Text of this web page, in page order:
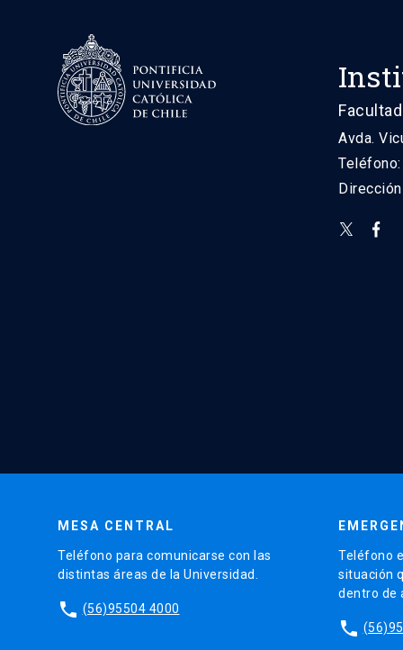
Avda.
MESA CENTRAL
Teléfono para comunicarse con las
distintas áreas de la Universidad.
phone (56)95504 4000
Teléfono
situación
dentro de
phone